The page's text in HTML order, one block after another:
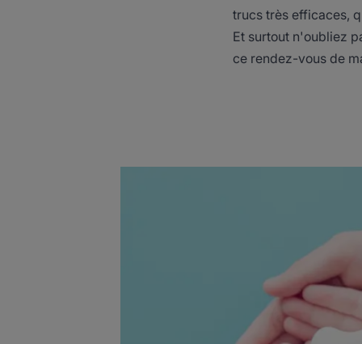
trucs très efficaces,
Et surtout n'oubliez
ce rendez-vous de